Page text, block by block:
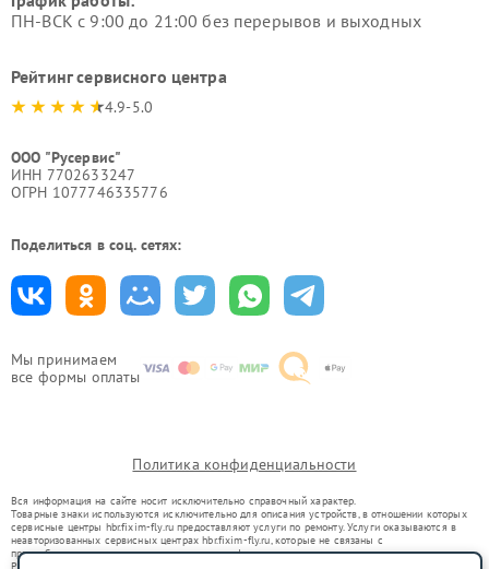
Мы принимаем
все формы оплаты
ПН-ВСК с 9:00 до 21:00 без перерывов и выходных
Рейтинг сервисного центра
4.9-5.0
ООО "Русервис"
ИНН 7702633247
ОГРН 1077746335776
Поделиться в соц. сетях:
Политика конфиденциальности
Вся информация на сайте носит исключительно справочный характер.
Товарные знаки используются исключительно для описания устройств, в отношении которых
сервисные центры hbr.fixim-fly.ru предоставляют услуги по ремонту. Услуги оказываются в
неавторизованных сервисных центрах hbr.fixim-fly.ru, которые не связаны с
правообладателями товарных знаков или их официальными представителями.